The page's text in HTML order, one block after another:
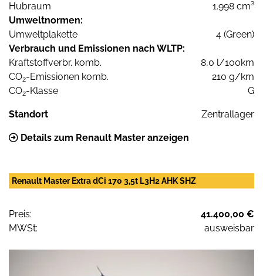
Hubraum
1.998 cm³
Umweltnormen:
Umweltplakette
4 (Green)
Verbrauch und Emissionen nach WLTP:
Kraftstoffverbr. komb.
8,0 l/100km
CO2-Emissionen komb.
210 g/km
CO2-Klasse G
Standort Zentrallager
Details zum Renault Master anzeigen
Renault Master Extra dCi 170 3,5t L3H2 AHK SHZ
Preis:
41.400,00 €
MWSt:
ausweisbar